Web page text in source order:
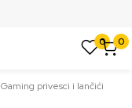
0 0
Gaming privesci i lančići